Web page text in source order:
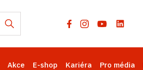
Akce E-shop Kariéra Pro média